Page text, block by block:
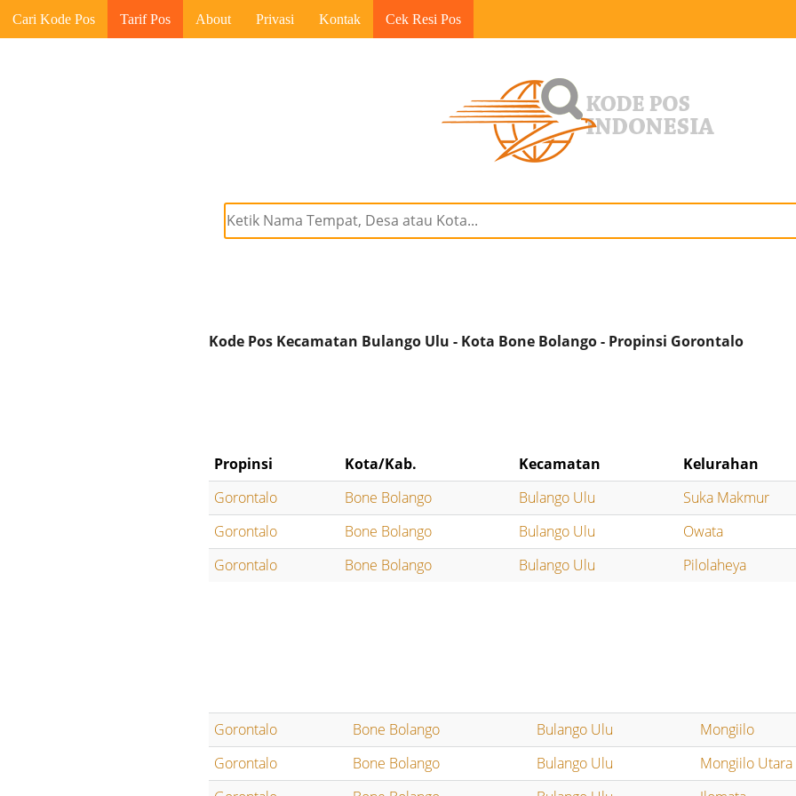
Cari Kode Pos Tarif Pos About Privasi Kontak Cek Resi Pos
Kode Pos Kecamatan Bulango Ulu - Kota Bone Bolango - Propinsi Gorontalo
Propinsi Kota/Kab. Kecamatan
Kelurahan
Gorontalo
Bone Bolango Bulango Ulu
Suka Makmur
Gorontalo
Bone Bolango Bulango Ulu
Owata
Gorontalo
Bone Bolango Bulango Ulu Pilolaheya
Gorontalo Bone Bolango Bulango Ulu
Mongiilo
Gorontalo
Bone Bolango Bulango Ulu
Mongiilo Utara